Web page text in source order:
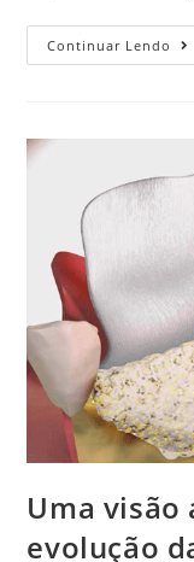
Continuar Lendo
Uma visão
evolução